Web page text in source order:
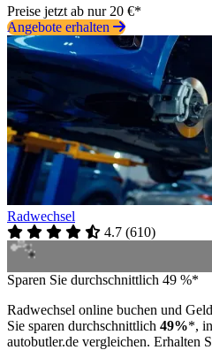
Preise jetzt ab nur 20 €*
Angebote erhalten
Radwechsel
4.7 (610)
Sparen Sie durchschnittlich 49 %*
Radwechsel online buchen und
Sie sparen durchschnittlich 49%*,
autobutler.de vergleichen. Erhalten